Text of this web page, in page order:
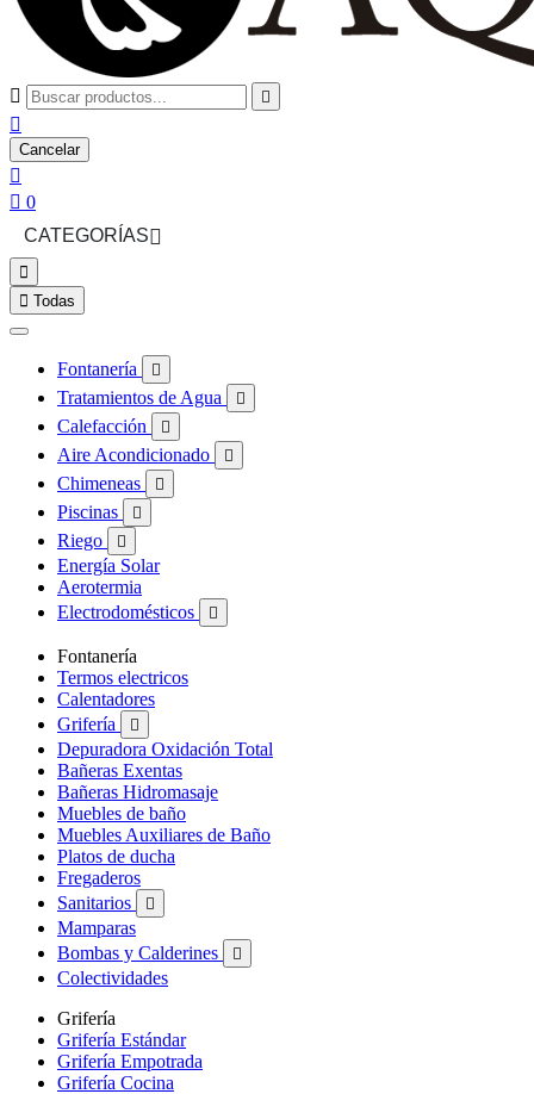
 

Cancelar

 0
CATEGORÍAS

 Todas
Fontanería 
Tratamientos de Agua 
Calefacción 
Aire Acondicionado 
Chimeneas 
Piscinas 
Riego 
Energía Solar
Aerotermia
Electrodomésticos

Fontanería
Termos electricos
Calentadores
Grifería

Depuradora Oxidación Total
Bañeras Exentas
Bañeras Hidromasaje
Muebles de baño
Muebles Auxiliares de Baño
Platos de ducha
Fregaderos
Sanitarios

Mamparas
Bombas y Calderines

Colectividades
Grifería
Grifería Estándar
Grifería Empotrada
Grifería Cocina